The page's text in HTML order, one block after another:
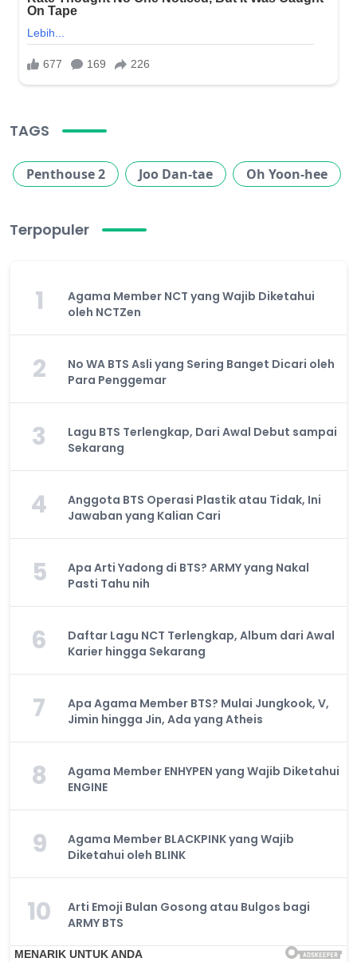
TAGS
Penthouse 2 Joo Dan-tae Oh Yoon-hee
Terpopuler
1
Agama Member NCT yang Wajib Diketahui
oleh NCTZen
2
No WA BTS Asli yang Sering Banget Dicari oleh
Para Penggemar
3
Lagu BTS Terlengkap, Dari Awal Debut sampai
Sekarang
4
Anggota BTS Operasi Plastik atau Tidak, Ini
Jawaban yang Kalian Cari
5
Apa Arti Yadong di BTS? ARMY yang Nakal
Pasti Tahu nih
6
Daftar Lagu NCT Terlengkap, Album dari Awal
Karier hingga Sekarang
7
Apa Agama Member BTS? Mulai Jungkook, V,
Jimin hingga Jin, Ada yang Atheis
8
Agama Member ENHYPEN yang Wajib Diketahui
ENGINE
9
Agama Member BLACKPINK yang Wajib
Diketahui oleh BLINK
10
Arti Emoji Bulan Gosong atau Bulgos bagi
ARMY BTS